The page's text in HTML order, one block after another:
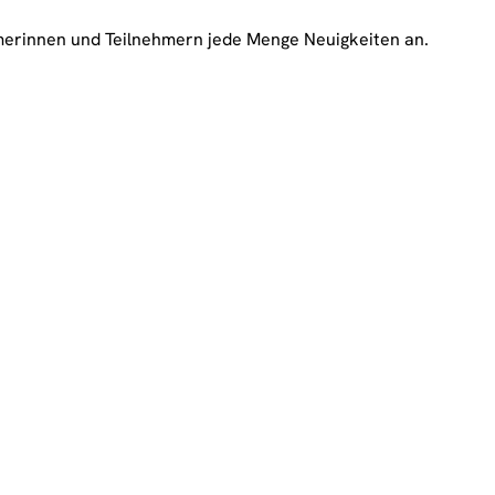
und Teilnehmern jede Menge Neuigkeiten an.